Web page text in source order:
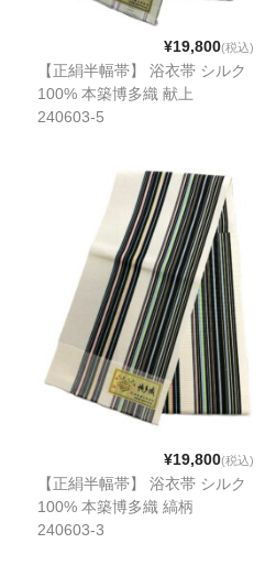
¥19,800(税込)
【正絹半幅帯】 浴衣帯 シルク
100% 本築博多織 献上
240603-5
¥19,800(税込)
【正絹半幅帯】 浴衣帯 シルク
100% 本築博多織 縞柄
240603-3